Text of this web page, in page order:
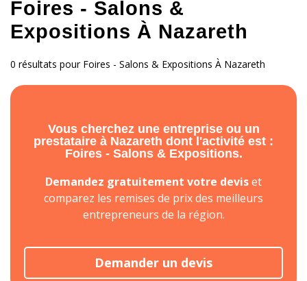
Foires - Salons &
Expositions À Nazareth
0 résultats pour Foires - Salons & Expositions À Nazareth
Vous cherchez une entreprise ou un
prestataire à Nazareth dont l'activité est :
Foires - Salons & Expositions.
Demandez gratuitement votre deviset
comparez les remises de prix des meilleurs
entrepreneurs de la région.
Demander un devis